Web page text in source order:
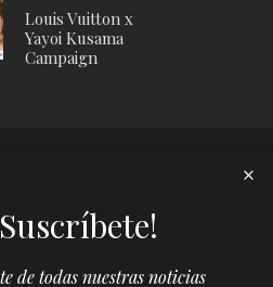
Louis Vuitton x
Yayoi Kusama
Campaign
Suscríbete!
de todas nuestras noticias